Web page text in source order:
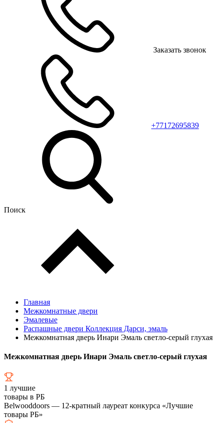
Заказать звонок
+77172695839
Поиск
Главная
Межкомнатные двери
Эмалевые
Распашные двери Коллекция Дарси, эмаль
Межкомнатная дверь Инари Эмаль светло-серый глухая
Межкомнатная дверь Инари Эмаль светло-серый глухая
1 лучшие
товары в РБ
Belwooddoors — 12-кратный лауреат конкурса «Лучшие
товары РБ»